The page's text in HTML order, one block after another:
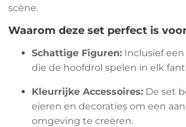
scène.
Waarom deze set perfect is
Schattige Figuren: Inclusief
die de hoofdrol spelen in elk
Kleurrijke Accessoires: De set
eieren en decoraties om een
omgeving te creëren.